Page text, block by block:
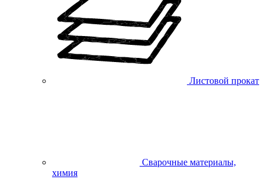
Листовой прокат
Сварочные материалы,
химия